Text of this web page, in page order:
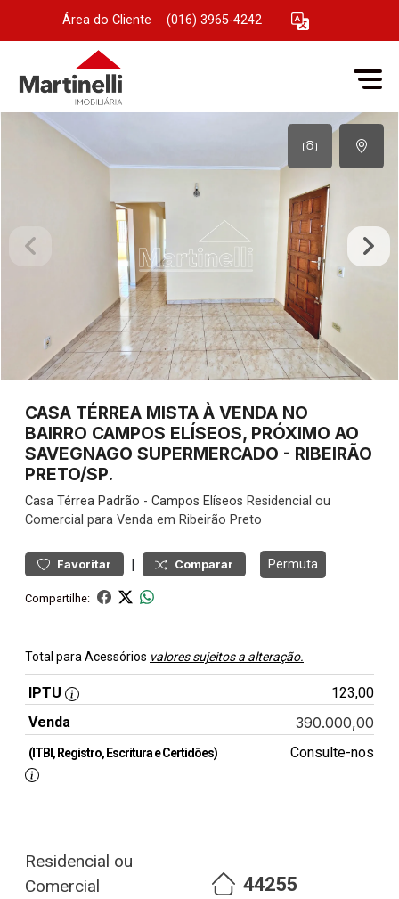
Área do Cliente (016) 3965-4242
CASA TÉRREA MISTA À VENDA NO
BAIRRO CAMPOS ELÍSEOS, PRÓXIMO AO
SAVEGNAGO SUPERMERCADO - RIBEIRÃO
PRETO/SP.
Casa Térrea Padrão - Campos Elíseos Residencial ou
Comercial para Venda em Ribeirão Preto
Favoritar | Comparar Permuta
Compartilhe:
Total para Acessórios valores sujeitos a alteração.
IPTU
123,00
Venda
390.000,00
(ITBI, Registro, Escritura e Certidões) Consulte-nos
Residencial ou
Comercial
44255